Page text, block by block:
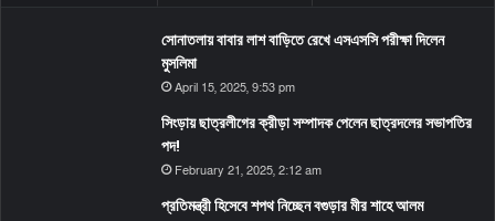
সোনাতলায় বাবার লাশ বাড়িতে রেখে এসএসসি পরীক্ষা দিলেন
মুসলিমা
April 15, 2025, 9:53 pm
সিংড়ায় ছাত্রলীগের ক্রীড়া সম্পাদক পেলেন ছাত্রদলের সভাপতির
পদ!
February 21, 2025, 2:12 am
প্রতিমন্ত্রী হিসেবে শপথ নিচ্ছেন বগুড়ার মীর শাহে আলম